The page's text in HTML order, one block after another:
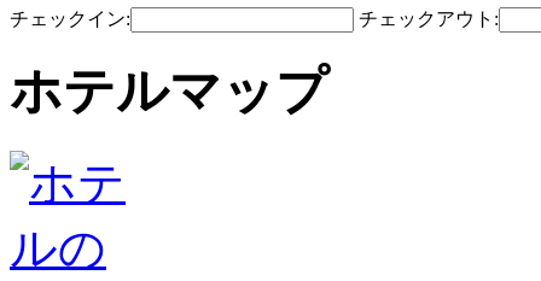
チェックイン: チェックアウト:
ホテルマップ